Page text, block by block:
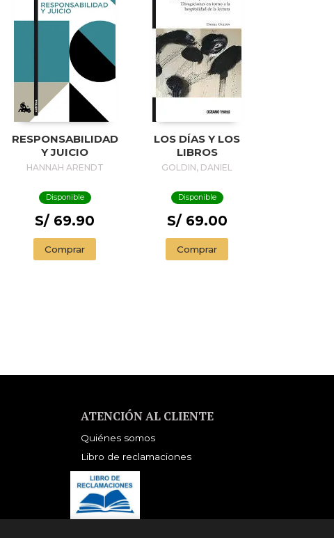
RESPONSABILIDAD
Y JUICIO
HANNAH ARENDT
Disponible
S/ 69.90
Comprar
LOS DÍAS Y LOS
LIBROS
GOLDIN, DANIEL
Disponible
S/ 69.00
Comprar
ATENCIÓN AL CLIENTE
Quiénes somos
Libro de reclamaciones